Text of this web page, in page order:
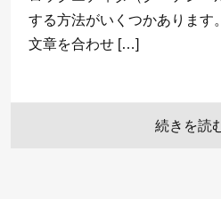
する方法がいくつかあります
文章を合わせ […]
続きを読